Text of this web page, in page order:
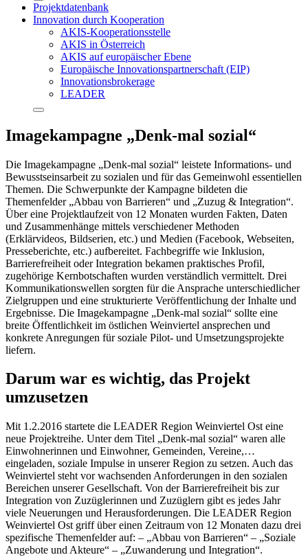
Projektdatenbank
Innovation durch Kooperation
AKIS-Kooperationsstelle
AKIS in Österreich
AKIS auf europäischer Ebene
Europäische Innovationspartnerschaft (EIP)
Innovationsbrokerage
LEADER
Imagekampagne „Denk-mal sozial“
Die Imagekampagne „Denk-mal sozial“ leistete Informations- und
Bewusstseinsarbeit zu sozialen und für das Gemeinwohl essentiellen
Themen. Die Schwerpunkte der Kampagne bildeten die
Themenfelder „Abbau von Barrieren“ und „Zuzug & Integration“.
Über eine Projektlaufzeit von 12 Monaten wurden Fakten, Daten
und Zusammenhänge mittels verschiedener Methoden
(Erklärvideos, Bildserien, etc.) und Medien (Facebook, Webseiten,
Presseberichte, etc.) aufbereitet. Fachbegriffe wie Inklusion,
Barrierefreiheit oder Integration bekamen praktisches Profil,
zugehörige Kernbotschaften wurden verständlich vermittelt. Drei
Kommunikationswellen sorgten für die Ansprache unterschiedlicher
Zielgruppen und eine strukturierte Veröffentlichung der Inhalte und
Ergebnisse. Die Imagekampagne „Denk-mal sozial“ sollte eine
breite Öffentlichkeit im östlichen Weinviertel ansprechen und
konkrete Anregungen für soziale Pilot- und Umsetzungsprojekte
liefern.
Darum war es wichtig, das Projekt
umzusetzen
Mit 1.2.2016 startete die LEADER Region Weinviertel Ost eine
neue Projektreihe. Unter dem Titel „Denk-mal sozial“ waren alle
Einwohnerinnen und Einwohner, Gemeinden, Vereine,…
eingeladen, soziale Impulse in unserer Region zu setzen. Auch das
Weinviertel steht vor wachsenden Anforderungen in den sozialen
Bereichen unserer Gesellschaft. Von der Barrierefreiheit bis zur
Integration von Zuzüglerinnen und Zuzüglern gibt es jedes Jahr
viele Neuerungen und Herausforderungen. Die LEADER Region
Weinviertel Ost griff über einen Zeitraum von 12 Monaten dazu drei
spezifische Themenfelder auf: – „Abbau von Barrieren“ – „Soziale
Angebote und Akteure“ – „Zuwanderung und Integration“.